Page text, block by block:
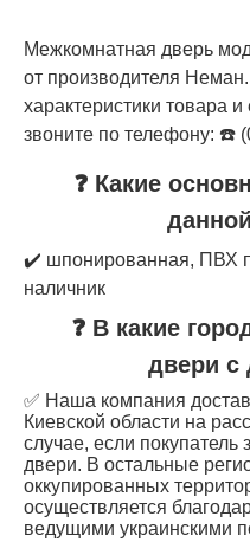
Межкомнатная дверь
от производителя
характеристики товара
звоните по телефону: ☎️
❓ Какие
✔️ шпонированная, ПВХ
наличник
❓ В какие
двери с
✅ Наша компания
Киевской области на
случае, если
двери. В остальные
оккупированных
осуществляется
ведущими украинскими